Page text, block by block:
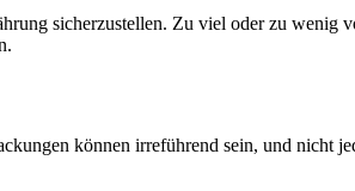
sicher­zu­stel­len. Zu viel oder zu wenig
kön­nen irre­füh­rend sein, und nicht